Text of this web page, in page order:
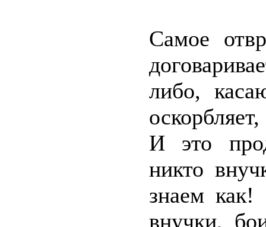
Самое
либо,
И это
никто
знаем
внучки,